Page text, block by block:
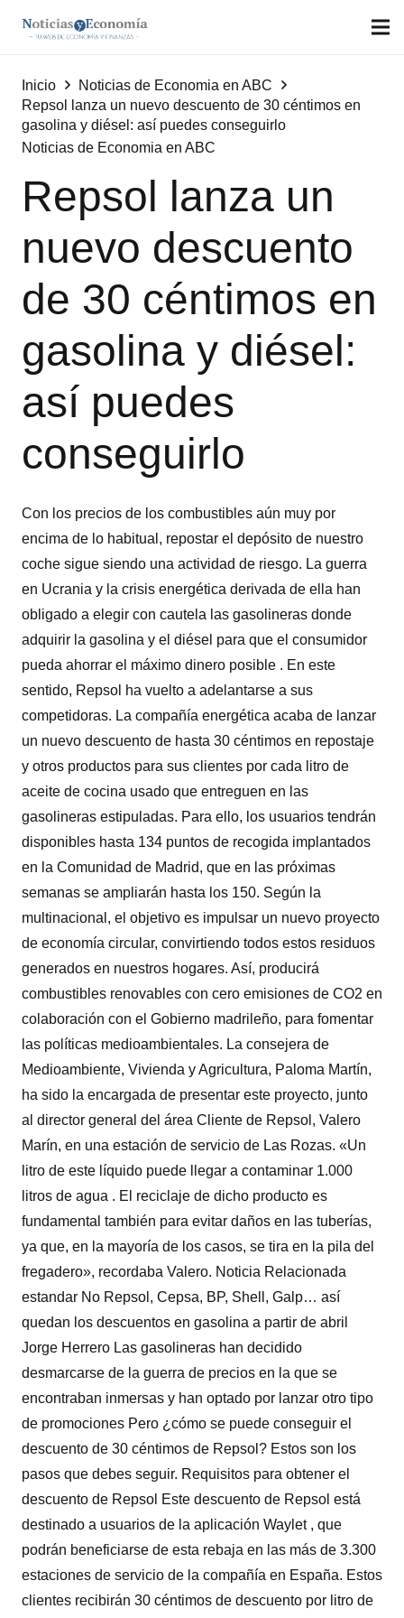
Inicio
Noticias de Economia en ABC
Repsol lanza un nuevo descuento de 30 céntimos en
gasolina y diésel: así puedes conseguirlo
Noticias de Economia en ABC
Repsol lanza un
nuevo descuento
de 30 céntimos en
gasolina y diésel:
así puedes
conseguirlo
Con los precios de los combustibles aún muy por
encima de lo habitual, repostar el depósito de nuestro
coche sigue siendo una actividad de riesgo. La guerra
en Ucrania y la crisis energética derivada de ella han
obligado a elegir con cautela las gasolineras donde
adquirir la gasolina y el diésel para que el consumidor
pueda ahorrar el máximo dinero posible . En este
sentido, Repsol ha vuelto a adelantarse a sus
competidoras. La compañía energética acaba de lanzar
un nuevo descuento de hasta 30 céntimos en repostaje
y otros productos para sus clientes por cada litro de
aceite de cocina usado que entreguen en las
gasolineras estipuladas. Para ello, los usuarios tendrán
disponibles hasta 134 puntos de recogida implantados
en la Comunidad de Madrid, que en las próximas
semanas se ampliarán hasta los 150. Según la
multinacional, el objetivo es impulsar un nuevo proyecto
de economía circular, convirtiendo todos estos residuos
generados en nuestros hogares. Así, producirá
combustibles renovables con cero emisiones de CO2 en
colaboración con el Gobierno madrileño, para fomentar
las políticas medioambientales. La consejera de
Medioambiente, Vivienda y Agricultura, Paloma Martín,
ha sido la encargada de presentar este proyecto, junto
al director general del área Cliente de Repsol, Valero
Marín, en una estación de servicio de Las Rozas. «Un
litro de este líquido puede llegar a contaminar 1.000
litros de agua . El reciclaje de dicho producto es
fundamental también para evitar daños en las tuberías,
ya que, en la mayoría de los casos, se tira en la pila del
fregadero», recordaba Valero. Noticia Relacionada
estandar No Repsol, Cepsa, BP, Shell, Galp… así
quedan los descuentos en gasolina a partir de abril
Jorge Herrero Las gasolineras han decidido
desmarcarse de la guerra de precios en la que se
encontraban inmersas y han optado por lanzar otro tipo
de promociones Pero ¿cómo se puede conseguir el
descuento de 30 céntimos de Repsol? Estos son los
pasos que debes seguir. Requisitos para obtener el
descuento de Repsol Este descuento de Repsol está
destinado a usuarios de la aplicación Waylet , que
podrán beneficiarse de esta rebaja en las más de 3.300
estaciones de servicio de la compañía en España. Estos
clientes recibirán 30 céntimos de descuento por litro de